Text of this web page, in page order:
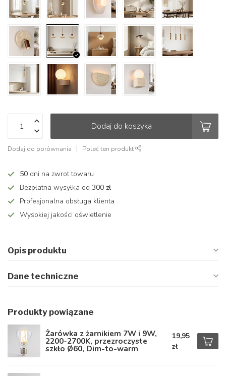
Dodaj do koszyka
Dodaj do porównania Poleć ten produkt
50 dni na zwrot towaru
Bezpłatna wysyłka od 300 zł
Profesjonalna obsługa klienta
Wysokiej jakości oświetlenie
Opis produktu
Dane techniczne
Produkty powiązane
Żarówka z żarnikiem 7W i 9W,
2200-2700K, przezroczyste
szkło Ø60, Dim-to-warm
19,95
zł